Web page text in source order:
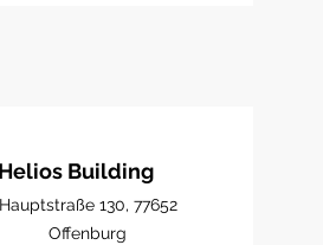
Helios Building
Hauptstraße 130, 77652
Offenburg